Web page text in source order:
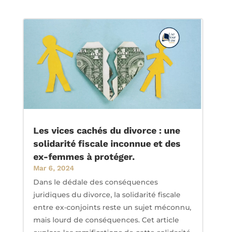
Les vices cachés du divorce : une
solidarité fiscale inconnue et des
ex-femmes à protéger.
Mar 6, 2024
Dans le dédale des conséquences
juridiques du divorce, la solidarité fiscale
entre ex-conjoints reste un sujet méconnu,
mais lourd de conséquences. Cet article